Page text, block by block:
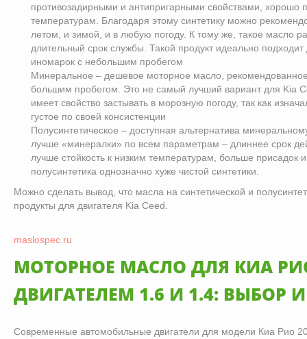
противозадирными и антипригарными свойствами, хорошо
температурам. Благодаря этому синтетику можно
летом, и зимой, и в любую погоду. К тому же, такое масло
длительный срок службы. Такой продукт идеально
иномарок с небольшим пробегом
Минеральное – дешевое моторное масло,
большим пробегом. Это не самый лучший вариант для Kia
имеет свойство застывать в морозную погоду, так как
густое по своей консистенции
Полусинтетическое – доступная альтернатива
лучше «минералки» по всем параметрам – длиннее срок
лучше стойкость к низким температурам, больше присадок
полусинтетика однозначно хуже чистой синтетики.
Можно сделать вывод, что масла на синтетической и
продукты для двигателя Kia Ceed.
maslospec.ru
МОТОРНОЕ МАСЛО ДЛЯ КИА
ДВИГАТЕЛЕМ 1.6 И 1.4: ВЫБОР
Современные автомобильные двигатели для модели Киа Рио